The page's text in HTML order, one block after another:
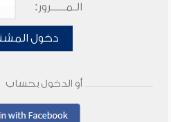
الـمـــــرور:
دخول
أو الدخول بحساب